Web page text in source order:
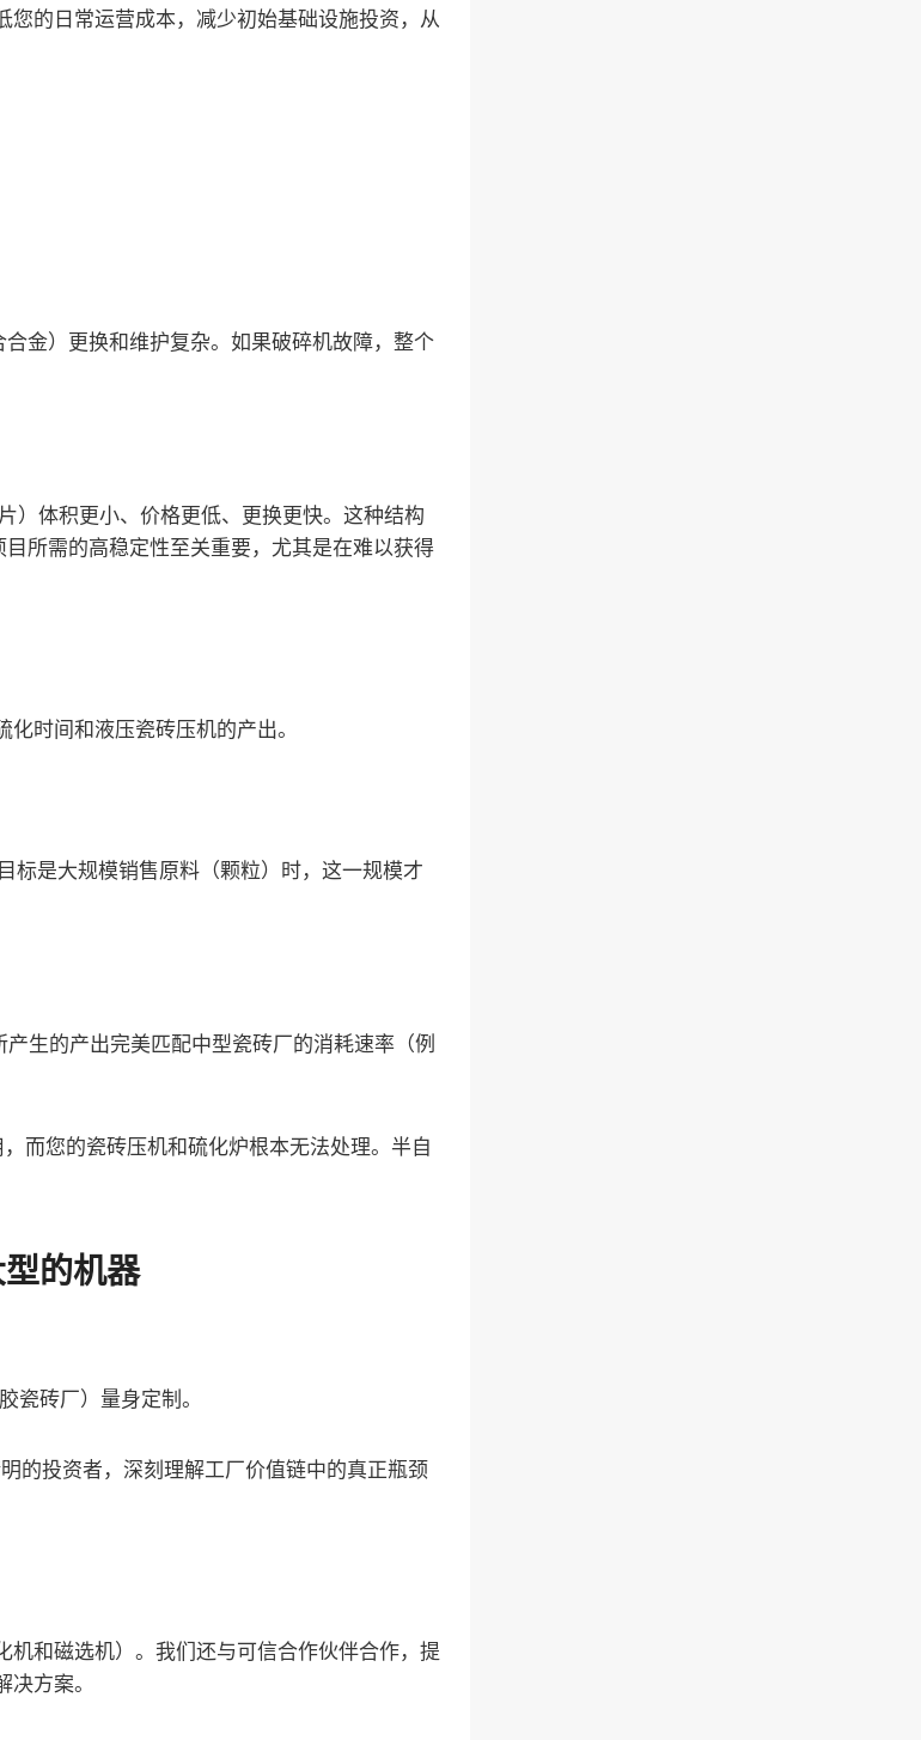
的日常运营成本，减少初始基础设施投资，从
金）更换和维护复杂。如果破碎机故障，整个
）体积更小、价格更低、更换更快。这种结构
所需的高稳定性至关重要，尤其是在难以获得
时间和液压瓷砖压机的产出。
标是大规模销售原料（颗粒）时，这一规模才
生的产出完美匹配中型瓷砖厂的消耗速率（例
而您的瓷砖压机和硫化炉根本无法处理。半自
的机器
瓷砖厂）量身定制。
的投资者，深刻理解工厂价值链中的真正瓶颈
和磁选机）。我们还与可信合作伙伴合作，提
方案。